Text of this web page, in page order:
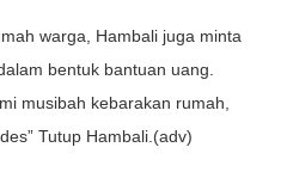
warga, Hambali juga minta
bentuk bantuan uang.
musibah kebarakan rumah,
Tutup Hambali.(adv)